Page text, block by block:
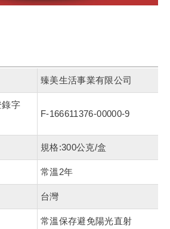
臻美生活事業有限公司
錄字
F-166611376-00000-9
規格:300公克/盒
常溫2年
台灣
常溫保存避免陽光直射